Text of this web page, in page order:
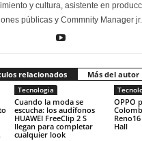
y cultura, asistente en
públicas y Commnity Manager jr.
relacionados Más del autor
Tecnologia
Cuando la moda se
escucha: los audífonos
HUAWEI FreeClip 2 S
llegan para completar
cualquier look
OPPO
Hall